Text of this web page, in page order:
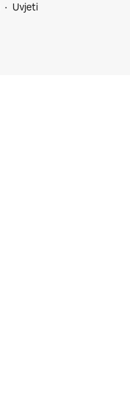
Uvjeti